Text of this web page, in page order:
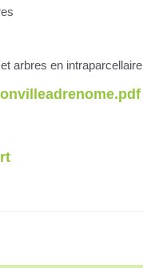
arbres en